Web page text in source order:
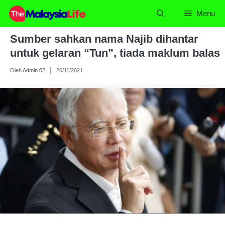
Skip
content
Menu
Sumber sahkan nama Najib dihantar
untuk gelaran “Tun”, tiada maklum balas
OlehAdmin 02 20/11/2021